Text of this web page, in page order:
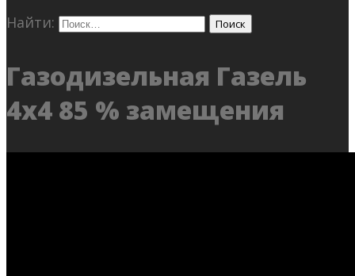
Найти:
Газодизельная Газель
4х4 85 % замещения